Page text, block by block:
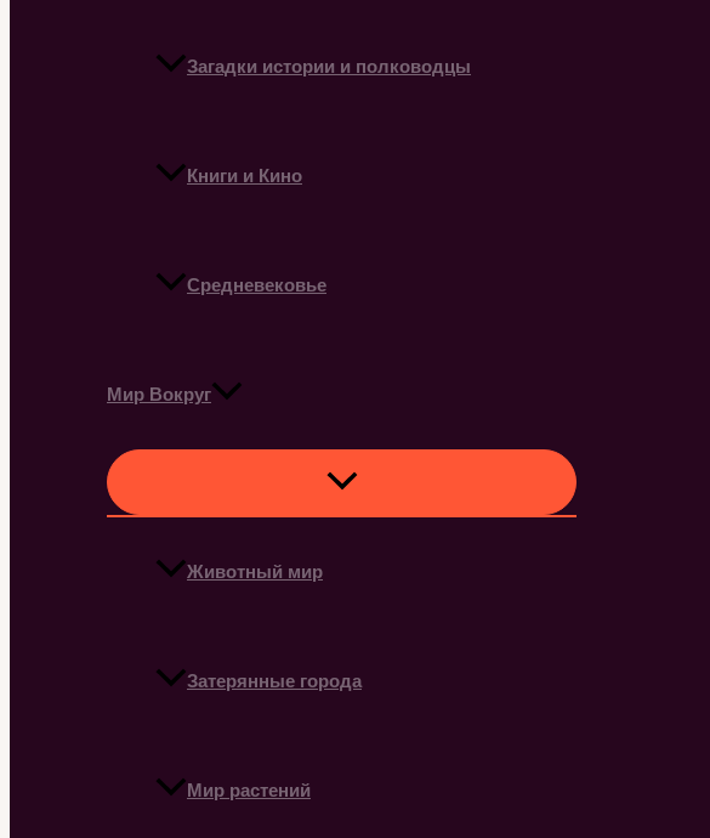
Загадки истории и полководцы
Книги и Кино
Средневековье
Мир Вокруг
Животный мир
Затерянные города
Мир растений